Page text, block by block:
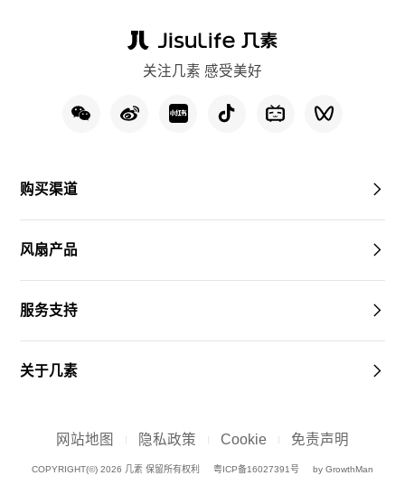
关注几素 感受美好
购买渠道
风扇产品
服务支持
关于几素
COPYRIGHT(©) 2026 几素 保留所有权利 粤ICP备16027391号 by GrowthMan
网站地图 隐私政策 Cookie 免责声明